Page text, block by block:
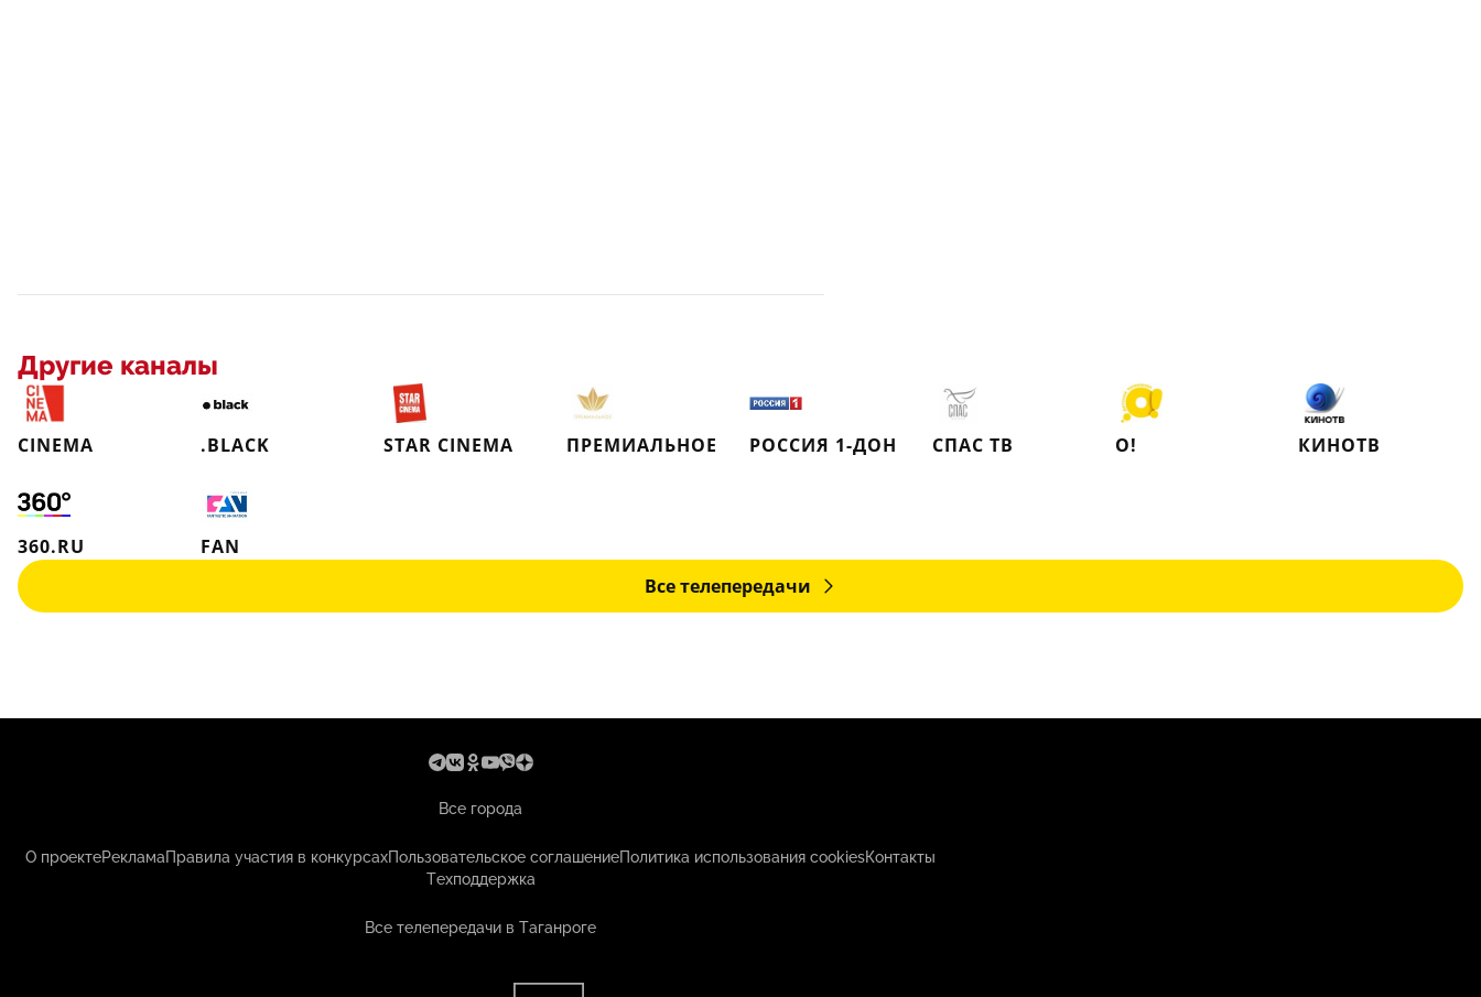
Другие каналы
CINEMA .BLACK STAR CINEMA ПРЕМИАЛЬНОЕ РОССИЯ 1-ДОН СПАС ТВ О! КИНОТВ
360.RU
FAN
Все телепередачи
Все города
О проектеРекламаПравила участия в конкурсахПользовательское соглашениеПолитика использования cookiesКонтакты
Техподдержка
Все телепередачи в Таганроге